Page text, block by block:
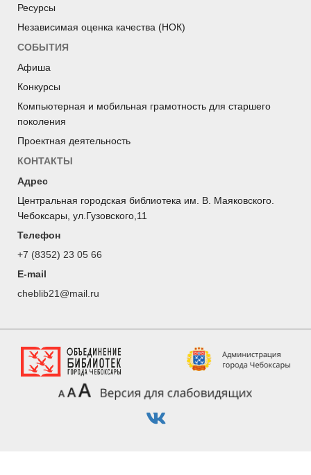
Ресурсы
Независимая оценка качества (НОК)
СОБЫТИЯ
Афиша
Конкурсы
Компьютерная и мобильная грамотность для старшего
поколения
Проектная деятельность
КОНТАКТЫ
Адрес
Центральная городская библиотека им. В. Маяковского.
Чебоксары, ул.Гузовского,11
Телефон
+7 (8352) 23 05 66
E-mail
cheblib21@mail.ru